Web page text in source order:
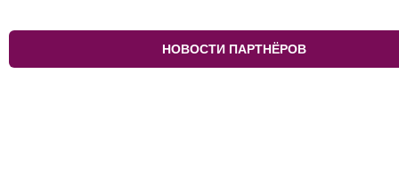
НОВОСТИ ПАРТНЁРОВ